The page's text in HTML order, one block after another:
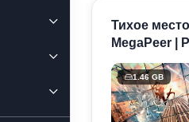
Тихое
MegaPeer |
1.46 GB